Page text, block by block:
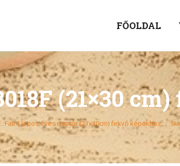
FŐOLDAL
(21×30
Fali 1 lapos éves naptár (21x30cm) fekvő képekhez